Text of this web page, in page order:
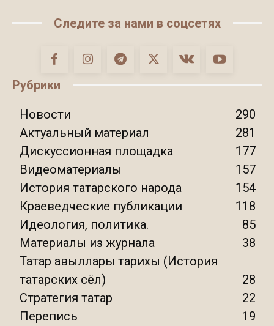
Следите за нами в соцсетях
Рубрики
Новости
290
Актуальный материал
281
Дискуссионная площадка
177
Видеоматериалы
157
История татарского народа
154
Краеведческие публикации
118
Идеология, политика.
85
Материалы из журнала
38
Татар авыллары тарихы (История
татарских сёл)
28
Стратегия татар
22
Перепись
19